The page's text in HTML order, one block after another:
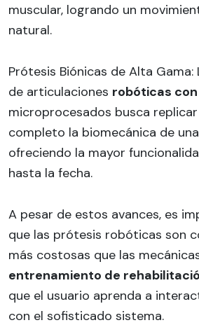
muscular, logrando un
natural.
Prótesis Biónicas de Alta
de articulaciones robóticas
microprocesados busca
completo la biomecánica de
ofreciendo la mayor
hasta la fecha.
A pesar de estos avances, es
que las prótesis robóticas son
más costosas que las
entrenamiento de
que el usuario aprenda a
con el sofisticado sistema.